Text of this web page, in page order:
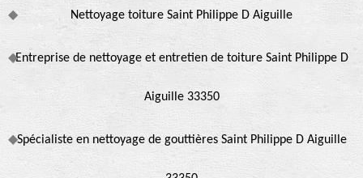
Nettoyage toiture Saint Philippe D Aiguille
Entreprise de nettoyage et entretien de toiture Saint Philippe D
Aiguille 33350
Spécialiste en nettoyage de gouttières Saint Philippe D Aiguille